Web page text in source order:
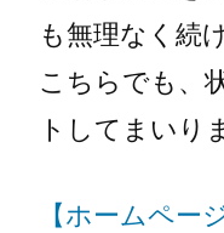
も無理なく続
こちらでも、
トしてまいり
【ホームペー